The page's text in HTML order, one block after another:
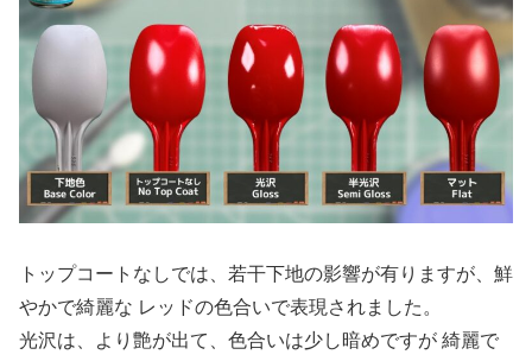
トップコートなしでは、若干下地の影響が有りますが、鮮
やかで綺麗な レッドの色合いで表現されました。
光沢は、より艶が出て、色合いは少し暗めですが 綺麗で